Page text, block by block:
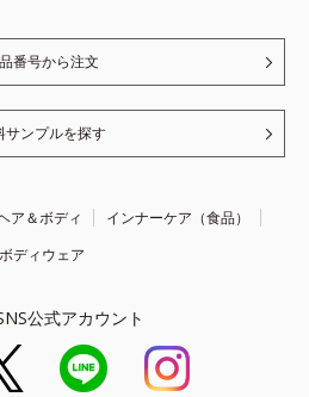
番号から注文
サンプルを探す
ア＆ボディ
インナーケア（食品）
ボディウェア
公式アカウント